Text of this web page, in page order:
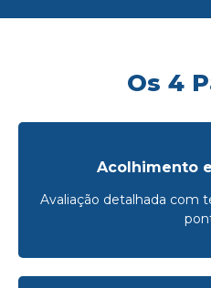
Os 4
Acolhimento
Avaliação detalhada com